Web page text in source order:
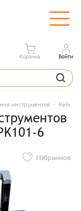
Корзина Войти
инструментов Кейсы
6
Избранное